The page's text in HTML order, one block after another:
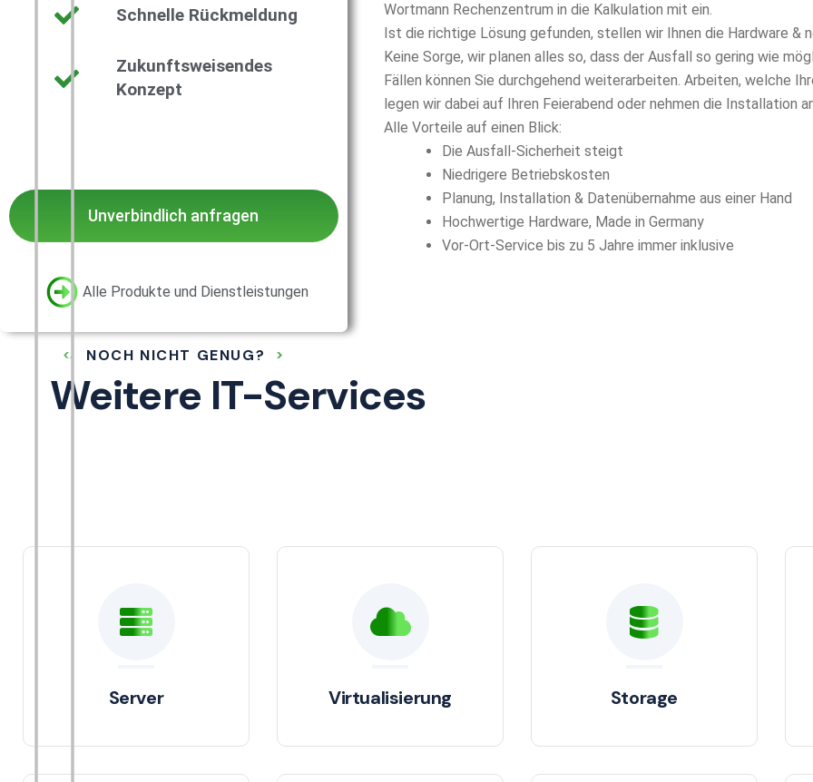
Schnelle Rückmeldung
Zukunftsweisendes
Konzept
Unverbindlich anfragen
Alle Produkte und Dienstleistungen
Wortmann Rechenzentrum in die Kalkulation mit ein.
Ist die richtige Lösung gefunden, stellen wir Ihnen die Hardware &
Keine Sorge, wir planen alles so, dass der Ausfall so gering wie
Fällen können Sie durchgehend weiterarbeiten. Arbeiten, welche
legen wir dabei auf Ihren Feierabend oder nehmen die Installation
Alle Vorteile auf einen Blick:
Die Ausfall-Sicherheit steigt
Niedrigere Betriebskosten
Planung, Installation & Datenübernahme aus einer Hand
Hochwertige Hardware, Made in Germany
Vor-Ort-Service bis zu 5 Jahre immer inklusive
NOCH NICHT GENUG?
Weitere IT-Services
Server Virtualisierung Storage